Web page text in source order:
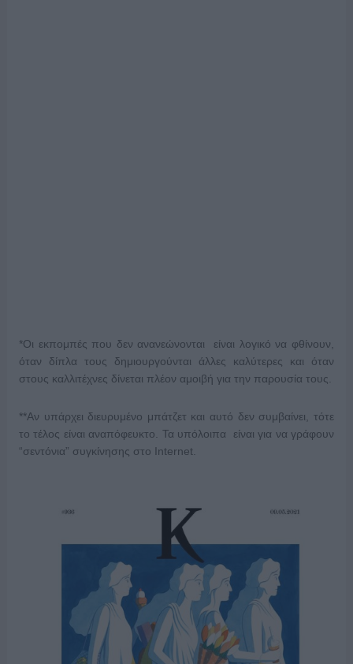
*Οι εκπομπές που δεν ανανεώνονται είναι λογικό να φθίνουν,
όταν δίπλα τους δημιουργούνται άλλες καλύτερες και όταν
στους καλλιτέχνες δίνεται πλέον αμοιβή για την παρουσία τους.
**Αν υπάρχει διευρυμένο μπάτζετ και αυτό δεν συμβαίνει, τότε
το τέλος είναι αναπόφευκτο. Τα υπόλοιπα είναι για να γράφουν
“σεντόνια” συγκίνησης στο Internet.